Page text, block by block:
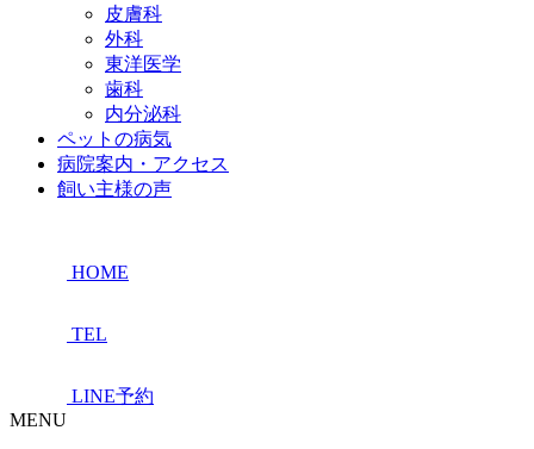
皮膚科
外科
東洋医学
歯科
内分泌科
ペットの病気
病院案内・アクセス
飼い主様の声
HOME
TEL
LINE予約
MENU